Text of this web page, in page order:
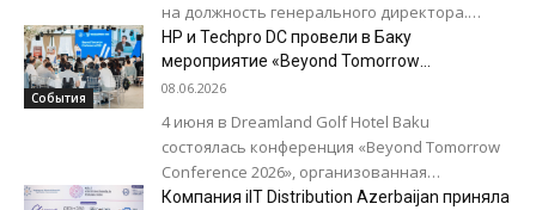
на должность генерального директора.
Гуннар Панке, обладающий более чем 35-
летним международным опытом в...
События
HP и Techpro DC провели в Баку
мероприятие «Beyond Tomorrow
Conference 2026»
08.06.2026
4 июня в Dreamland Golf Hotel Baku
состоялась конференция «Beyond Tomorrow
Conference 2026», организованная
компаниями HP и Techpro DC. Мероприятие
Компания iIT Distribution Azerbaijan приняла